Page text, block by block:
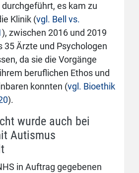
es kam zu
Klinik (vgl. Bell vs.
), zwischen 2016 und 2019
35 Ärzte und Psychologen
da sie die Vorgänge
beruflichen Ethos und
konnten (vgl. Bioethik
).
wurde auch bei
Autismus
in Auftrag gegebenen